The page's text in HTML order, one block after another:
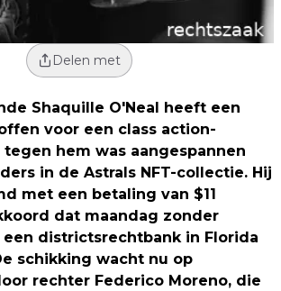
Delen met
Shaquille O'Neal heeft een
voor een class action-
hem was aangespannen
in de Astrals NFT-collectie. Hij
met een betaling van $11
dat maandag zonder
districtsrechtbank in Florida
schikking wacht nu op
rechter Federico Moreno, die